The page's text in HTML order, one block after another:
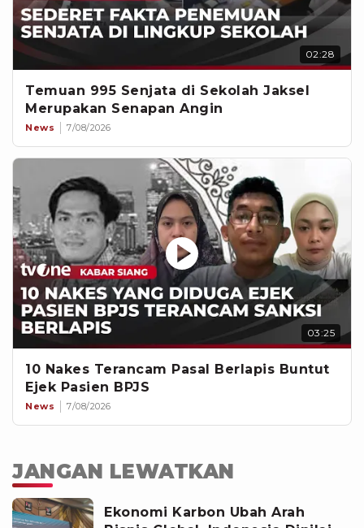
02:28
Temuan 995 Senjata di Sekolah Jaksel
Merupakan Senapan Angin
News 7/08/2026
03:25
10 Nakes Terancam Pasal Berlapis Buntut
Ejek Pasien BPJS
News 7/08/2026
JANGAN LEWATKAN
Ekonomi Karbon Ubah Arah